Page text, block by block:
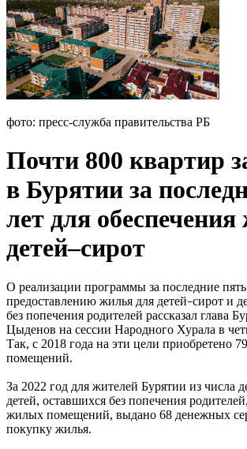
фото: пресс-служба правительства РБ
Почти 800 квартир
в Бурятии за
лет для
детей–сирот
О реализации программы за последние
предоставлению жилья для детей–сирот и
без попечения родителей рассказал глава
Цыденов на сессии Народного Хурала в
Так, с 2018 года на эти цели приобретено
помещений.
За 2022 год для жителей Бурятии из числа
детей, оставшихся без попечения
жилых помещений, выдано 68 денежных
покупку жилья.